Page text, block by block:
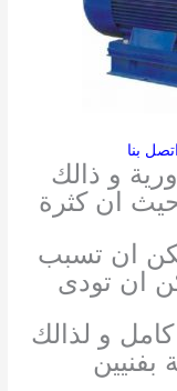
و ذالك
ان كثرة
ان تسبب
ان تودى
و لذالك
بفنيين